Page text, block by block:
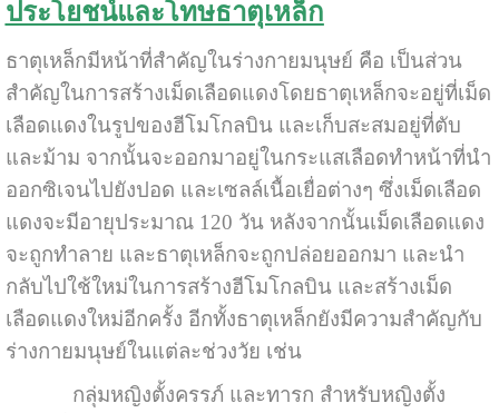
ประโยชน์และโทษธาตุเหล็ก
ธาตุเหล็กมีหน้าที่สำคัญในร่างกายมนุษย์ คือ เป็นส่วน
สำคัญในการสร้างเม็ดเลือดแดงโดยธาตุเหล็กจะอยู่ที่เม็ด
เลือดแดงในรูปของฮีโมโกลบิน และเก็บสะสมอยู่ที่ตับ
และม้าม จากนั้นจะออกมาอยู่ในกระแสเลือดทำหน้าที่นำ
ออกซิเจนไปยังปอด และเซลล์เนื้อเยื่อต่างๆ ซึ่งเม็ดเลือด
แดงจะมีอายุประมาณ 120 วัน หลังจากนั้นเม็ดเลือดแดง
จะถูกทำลาย และธาตุเหล็กจะถูกปล่อยออกมา และนำ
กลับไปใช้ใหม่ในการสร้างฮีโมโกลบิน และสร้างเม็ด
เลือดแดงใหม่อีกครั้ง อีกทั้งธาตุเหล็กยังมีความสำคัญกับ
ร่างกายมนุษย์ในแต่ละช่วงวัย เช่น
กลุ่มหญิงตั้งครรภ์ และทารก สำหรับหญิงตั้ง